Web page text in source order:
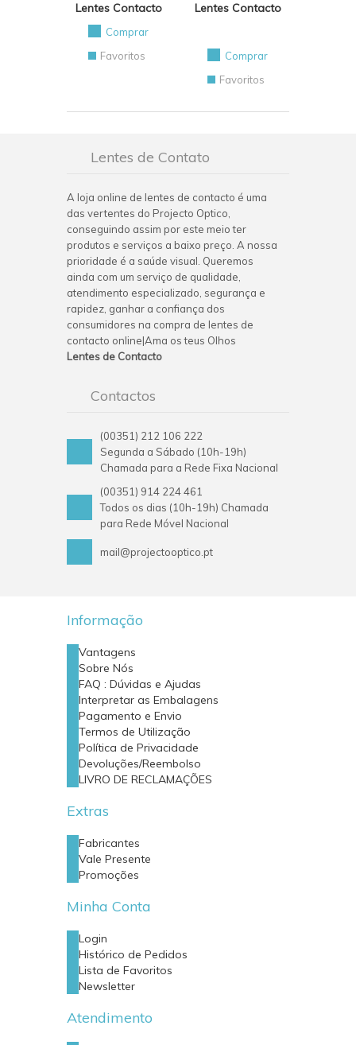
Lentes Contacto
Comprar
Favoritos
Lentes Contacto
Comprar
Favoritos
Lentes de Contato
A loja online de lentes de contacto é uma
das vertentes do Projecto Optico,
conseguindo assim por este meio ter
produtos e serviços a baixo preço. A nossa
prioridade é a saúde visual. Queremos
ainda com um serviço de qualidade,
atendimento especializado, segurança e
rapidez, ganhar a confiança dos
consumidores na compra de lentes de
contacto online|Ama os teus Olhos
Lentes de Contacto
Contactos
(00351) 212 106 222
Segunda a Sábado (10h-19h)
Chamada para a Rede Fixa Nacional
(00351) 914 224 461
Todos os dias (10h-19h) Chamada
para Rede Móvel Nacional
mail@projectooptico.pt
Informação
Vantagens
Sobre Nós
FAQ : Dúvidas e Ajudas
Interpretar as Embalagens
Pagamento e Envio
Termos de Utilização
Política de Privacidade
Devoluções/Reembolso
LIVRO DE RECLAMAÇÕES
Extras
Fabricantes
Vale Presente
Promoções
Minha Conta
Login
Histórico de Pedidos
Lista de Favoritos
Newsletter
Atendimento